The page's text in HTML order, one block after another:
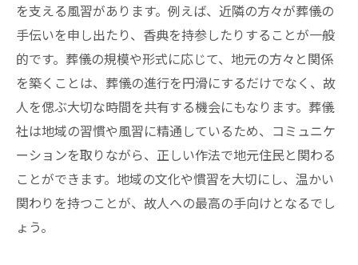
を支える風習があります。例えば、近隣の方々が葬儀の
手伝いを申し出たり、香典を持参したりすることが一般
的です。葬儀の規模や形式に応じて、地元の方々と関係
を築くことは、葬儀の進行を円滑にするだけでなく、故
人を偲ぶ大切な時間を共有する機会にもなります。葬儀
社は地域の習慣や風習に精通しているため、コミュニケ
ーションを取りながら、正しい作法で地元住民と関わる
ことができます。地域の文化や慣習を大切にし、温かい
関わりを持つことが、故人への最高の手向けとなるでし
ょう。